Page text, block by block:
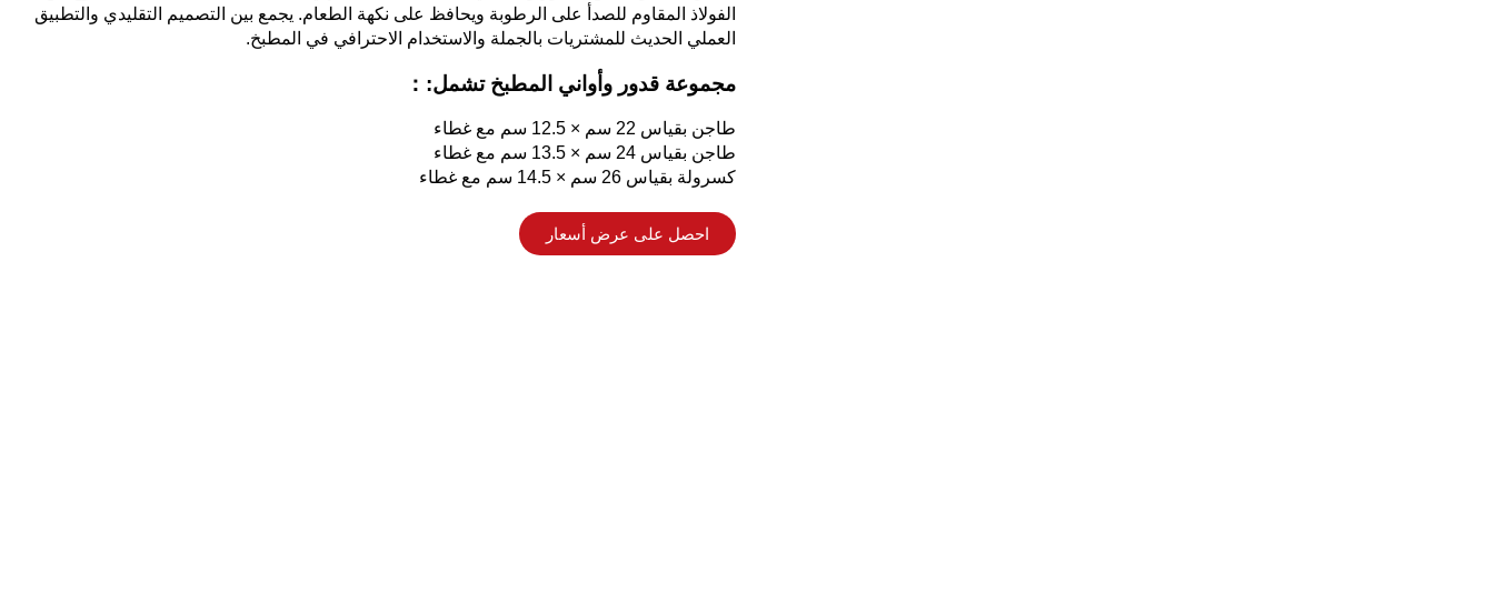
الفولاذ المقاوم للصدأ على الرطوبة ويحافظ على نكهة الطعام. يجمع بين التصميم التقليدي والتطبيق
العملي الحديث للمشتريات بالجملة والاستخدام الاحترافي في المطبخ.
مجموعة قدور وأواني المطبخ تشمل:：
طاجن بقياس 22 سم × 12.5 سم مع غطاء
طاجن بقياس 24 سم × 13.5 سم مع غطاء
كسرولة بقياس 26 سم × 14.5 سم مع غطاء
احصل على عرض أسعار